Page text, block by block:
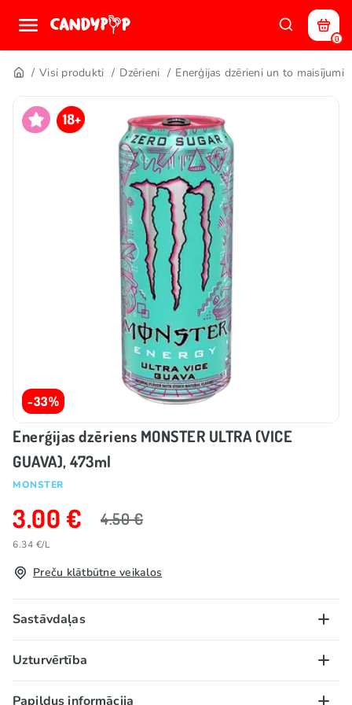
0
Visi produkti Dzērieni Enerģijas dzērieni un to maisījumi
-33%
Enerģijas dzēriens MONSTER ULTRA (VICE
GUAVA), 473ml
MONSTER
3.00 € 4.50 €
6.34 €/L
Preču klātbūtne veikalos
Sastāvdaļas
Ar saldinātājiem.
grūtniecēm vai sievietēm, kas baro ar krūti (kofeīna
Uzturvērtība
100 g/ml:
Papildus informācija